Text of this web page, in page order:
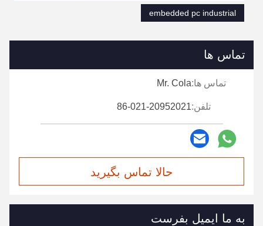
embedded pc industrial
تماس ها
تماس ها:Mr. Cola
تلفن:86-021-20952021
حالا تماس بگیرید
به ما ایمیل بفرست